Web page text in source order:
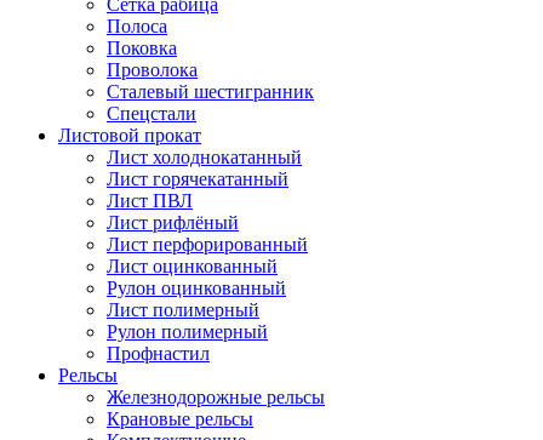
Полоса
Поковка
Проволока
Сталевый шестигранник
Спецстали
Листовой прокат
Лист холоднокатанный
Лист горячекатанный
Лист ПВЛ
Лист рифлёный
Лист перфорированный
Лист оцинкованный
Рулон оцинкованный
Лист полимерный
Рулон полимерный
Профнастил
Рельсы
Железнодорожные рельсы
Крановые рельсы